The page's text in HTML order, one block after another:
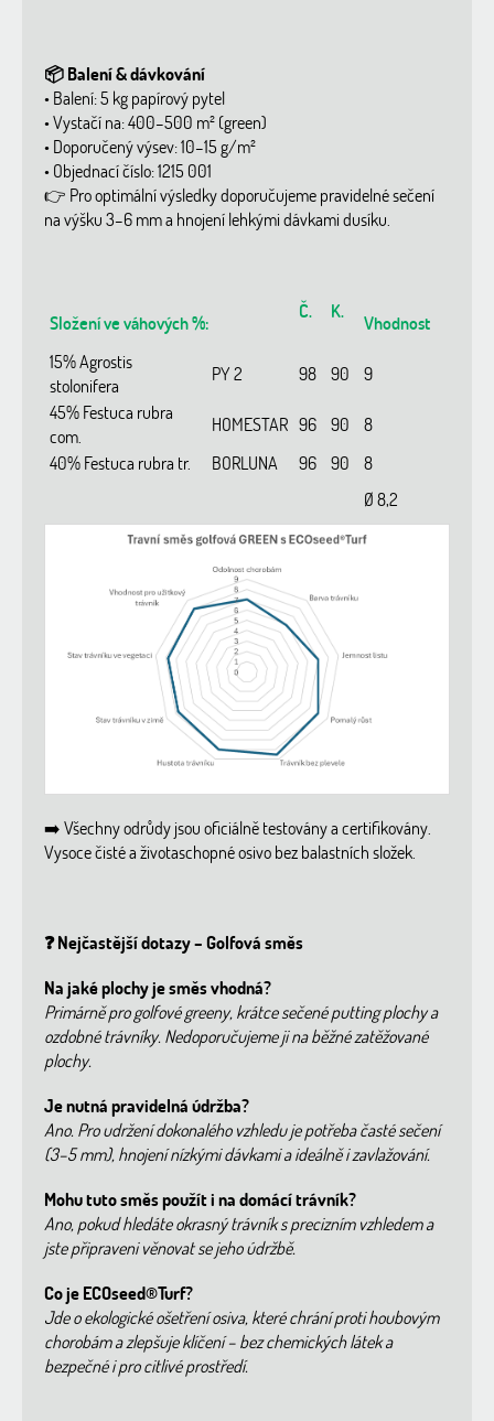
📦 Balení & dávkování
• Balení: 5 kg papírový pytel
• Vystačí na: 400–500 m² (green)
• Doporučený výsev: 10–15 g/m²
• Objednací číslo: 1215 001
👉 Pro optimální výsledky doporučujeme pravidelné sečení
na výšku 3–6 mm a hnojení lehkými dávkami dusíku.
Složení ve váhových %:
Č. K.
Vhodnost
15% Agrostis
stolonifera
PY 2 98 90
9
45% Festuca rubra
com.
HOMESTAR 96 90
8
40% Festuca rubra tr.
BORLUNA 96 90
8
Ø 8,2
➡️ Všechny odrůdy jsou oficiálně testovány a certifikovány.
Vysoce čisté a životaschopné osivo bez balastních složek.
❓ Nejčastější dotazy – Golfová směs
Na jaké plochy je směs vhodná?
Primárně pro golfové greeny, krátce sečené putting plochy a
ozdobné trávníky. Nedoporučujeme ji na běžné zatěžované
plochy.
Je nutná pravidelná údržba?
Ano. Pro udržení dokonalého vzhledu je potřeba časté sečení
(3–5 mm), hnojení nízkými dávkami a ideálně i zavlažování.
Mohu tuto směs použít i na domácí trávník?
Ano, pokud hledáte okrasný trávník s precizním vzhledem a
jste připraveni věnovat se jeho údržbě.
Co je ECOseed®Turf?
Jde o ekologické ošetření osiva, které chrání proti houbovým
chorobám a zlepšuje klíčení – bez chemických látek a
bezpečné i pro citlivé prostředí.